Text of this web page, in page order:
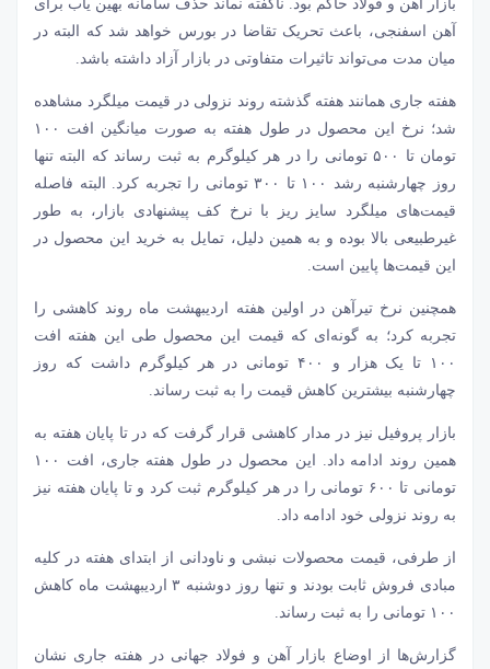
بازار
آهن و فولاد حاکم بود. ناگفته نماند حذف سامانه بهین یاب برای
آهن اسفنجی، باعث تحریک تقاضا در بورس خواهد شد که البته در
میان مدت می‌تواند تاثیرات متفاوتی در بازار آزاد داشته باشد.
هفته جاری همانند هفته گذشته روند نزولی در قیمت میلگرد مشاهده
شد؛ نرخ این محصول در طول هفته به صورت میانگین افت ۱۰۰
تومان تا ۵۰۰ تومانی را در هر کیلوگرم به ثبت رساند که البته تنها
روز چهارشنبه رشد ۱۰۰ تا ۳۰۰ تومانی را تجربه کرد. البته فاصله
قیمت‌های میلگرد سایز ریز با نرخ کف پیشنهادی بازار، به طور
غیرطبیعی بالا بوده و به همین دلیل، تمایل به خرید این محصول در
این قیمت‌ها پایین است.
همچنین نرخ تیرآهن در اولین هفته اردیبهشت ماه روند کاهشی را
تجربه کرد؛ به گونه‌ای که قیمت این محصول طی این هفته افت
۱۰۰ تا یک هزار و ۴۰۰ تومانی در هر کیلوگرم داشت که روز
چهارشنبه بیشترین کاهش قیمت را به ثبت رساند.
بازار پروفیل نیز در مدار کاهشی قرار گرفت که در تا پایان هفته به
همین روند ادامه داد. این محصول در طول هفته جاری، افت ۱۰۰
تومانی تا ۶۰۰ تومانی را در هر کیلوگرم ثبت کرد و تا پایان هفته نیز
به روند نزولی خود ادامه داد.
از طرفی، قیمت محصولات نبشی و ناودانی
از ابتدای هفته در کلیه
مبادی فروش ثابت بودند و تنها روز دوشنبه ۳ اردیبهشت ماه کاهش
۱۰۰ تومانی را به ثبت رساند.
گزارش‌ها از اوضاع بازار آهن و فولاد جهانی در هفته جاری نشان